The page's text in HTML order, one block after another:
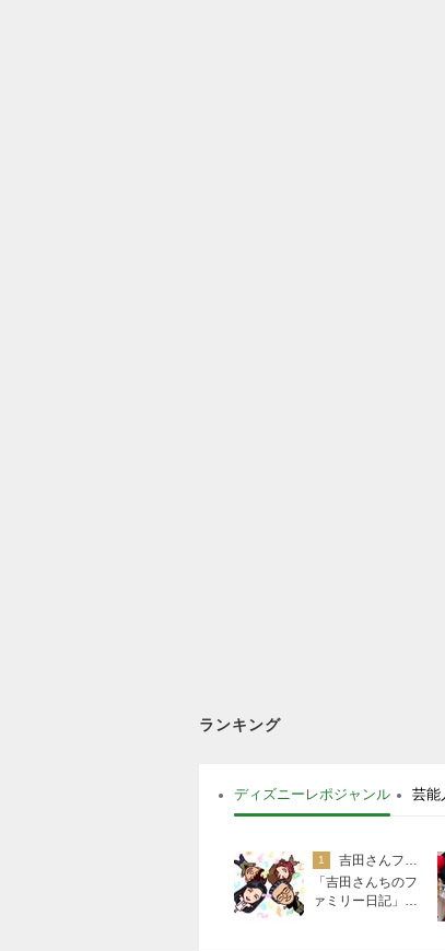
ランキング
ディズニーレポジャンル 芸能
1
「吉田さんちのフ
ァミリー日記」Po